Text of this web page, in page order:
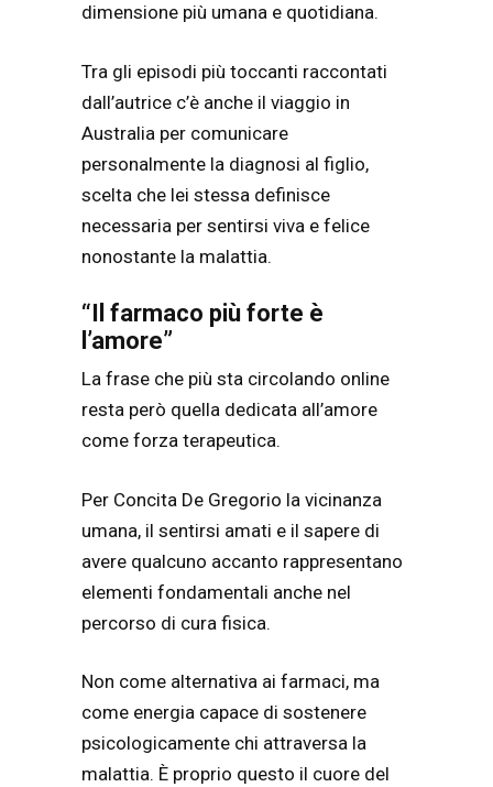
dimensione più umana e quotidiana.
Tra gli episodi più toccanti raccontati
dall’autrice c’è anche il viaggio in
Australia per comunicare
personalmente la diagnosi al figlio,
scelta che lei stessa definisce
necessaria per sentirsi viva e felice
nonostante la malattia.
“Il farmaco più forte è
l’amore”
La frase che più sta circolando online
resta però quella dedicata all’amore
come forza terapeutica.
Per Concita De Gregorio la vicinanza
umana, il sentirsi amati e il sapere di
avere qualcuno accanto rappresentano
elementi fondamentali anche nel
percorso di cura fisica.
Non come alternativa ai farmaci, ma
come energia capace di sostenere
psicologicamente chi attraversa la
malattia. È proprio questo il cuore del